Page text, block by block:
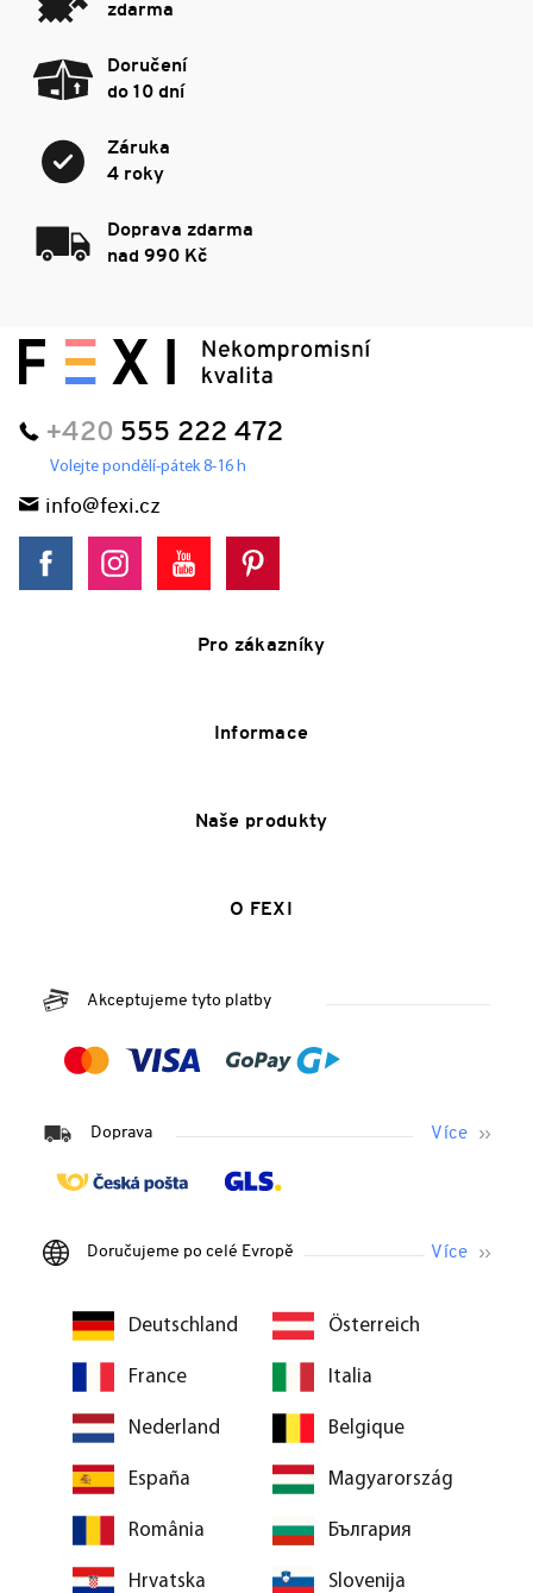
zdarma
Doručení
do 10 dní
Záruka
4 roky
Doprava zdarma
nad 990 Kč
+420 555 222 472
Volejte pondělí-pátek 8-16 h
info@fexi.cz
Pro zákazníky
Informace
Naše produkty
O FEXI
Akceptujeme tyto platby
Doprava
Doručujeme po celé Evropě
Deutschland Österreich
France Italia
Nederland Belgique
España Magyarország
România България
Hrvatska Slovenija